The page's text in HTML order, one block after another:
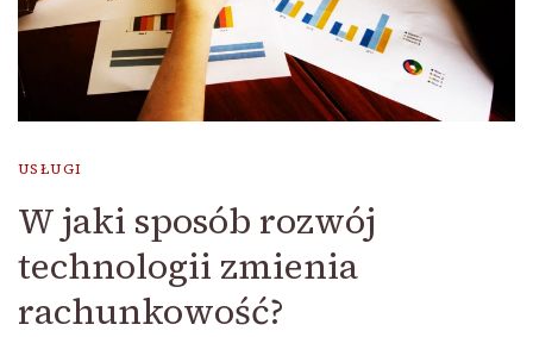
USŁUGI
W jaki sposób rozwój
technologii zmienia
rachunkowość?